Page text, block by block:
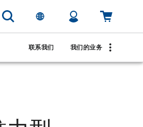
联系我们 我们的业务